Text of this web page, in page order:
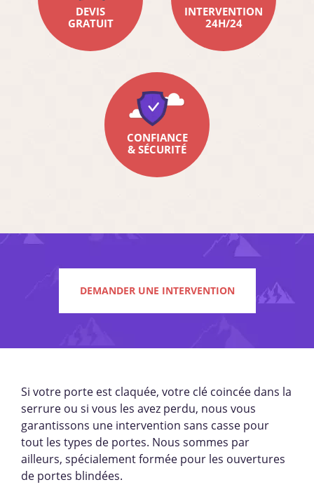
DEVIS
GRATUIT
INTERVENTION
24H/24
CONFIANCE
& SÉCURITÉ
DEMANDER UNE INTERVENTION
Si votre porte est claquée, votre clé coincée dans la
serrure ou si vous les avez perdu, nous vous
garantissons une intervention sans casse pour
tout les types de portes. Nous sommes par
ailleurs, spécialement formée pour les ouvertures
de portes blindées.